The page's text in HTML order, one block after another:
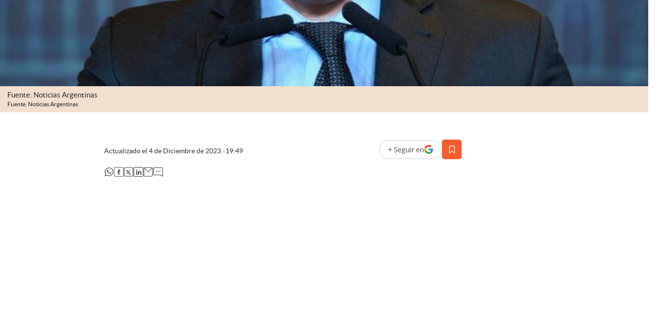
Fuente: Noticias Argentinas
Fuente: Noticias Argentinas
Actualizado el 4 de Diciembre de 2023 19:49 + Seguir en
abre en nueva pestaña
abre en nueva pestaña
abre en nueva pestaña
abre en nueva pestaña
abre en nueva pestaña